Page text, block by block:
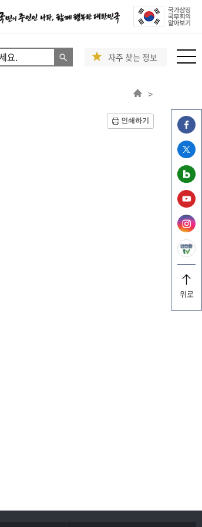
위로
자주 찾는 정보
>
인쇄하기